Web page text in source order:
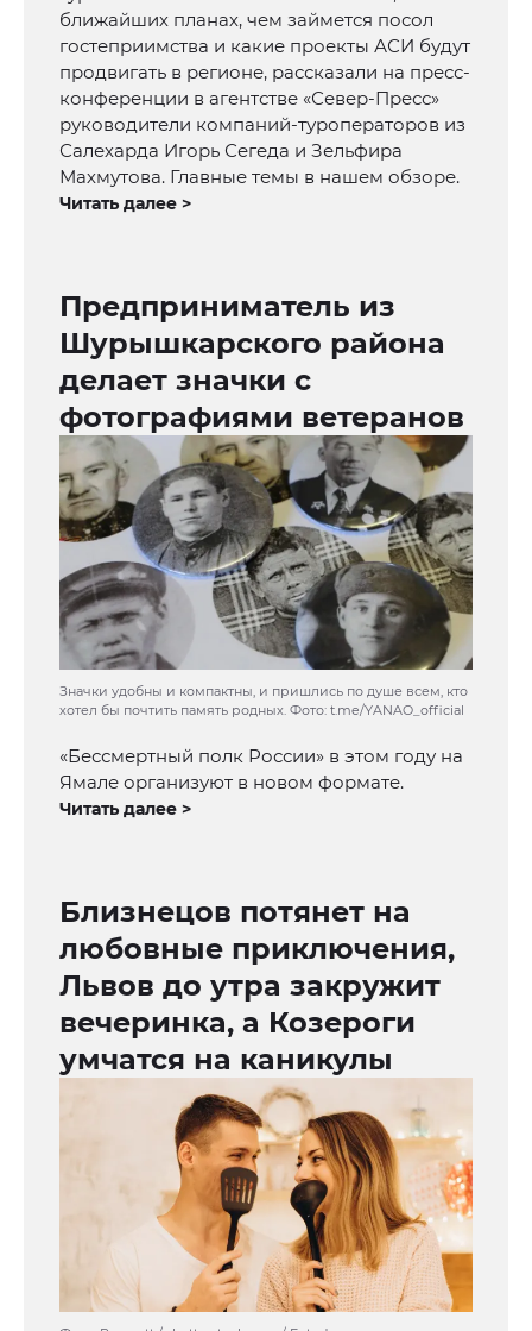
ближайших планах, чем займется посол
гостеприимства и какие проекты АСИ будут
продвигать в регионе, рассказали на пресс-
конференции в агентстве «Север-Пресс»
руководители компаний-туроператоров из
Салехарда Игорь Сегеда и Зельфира
Махмутова. Главные темы в нашем обзоре.
Читать далее >
Предприниматель из
Шурышкарского района
делает значки с
фотографиями ветеранов
Значки удобны и компактны, и пришлись по душе всем, кто
хотел бы почтить память родных. Фото: t.me/YANAO_official
«Бессмертный полк России» в этом году на
Ямале организуют в новом формате.
Читать далее >
Близнецов потянет на
любовные приключения,
Львов до утра закружит
вечеринка, а Козероги
умчатся на каникулы